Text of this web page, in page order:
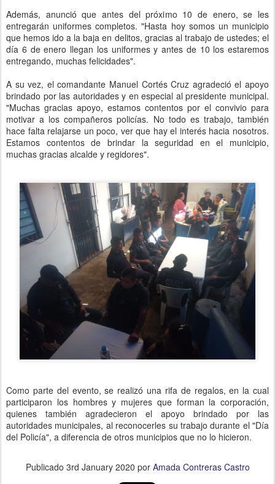
Además, anunció que antes del próximo 10 de enero, se les
entregarán uniformes completos. "Hasta hoy somos un municipio
que hemos ido a la baja en delitos, gracias al trabajo de ustedes; el
día 6 de enero llegan los uniformes y antes de 10 los estaremos
entregando, muchas felicidades".
A su vez, el comandante Manuel Cortés Cruz agradeció el apoyo
brindado por las autoridades y en especial al presidente municipal.
"Muchas gracias apoyo, estamos contentos por el convivio para
motivar a los compañeros policías. No todo es trabajo, también
hace falta relajarse un poco, ver que hay el interés hacia nosotros.
Estamos contentos de brindar la seguridad en el municipio,
muchas gracias alcalde y regidores".
Como parte del evento, se realizó una rifa de regalos, en la cual
participaron los hombres y mujeres que forman la corporación,
quienes también agradecieron el apoyo brindado por las
autoridades municipales, al reconocerles su trabajo durante el "Día
del Policía", a diferencia de otros municipios que no lo hicieron.
Publicado 3rd January 2020 por Amada Contreras Castro